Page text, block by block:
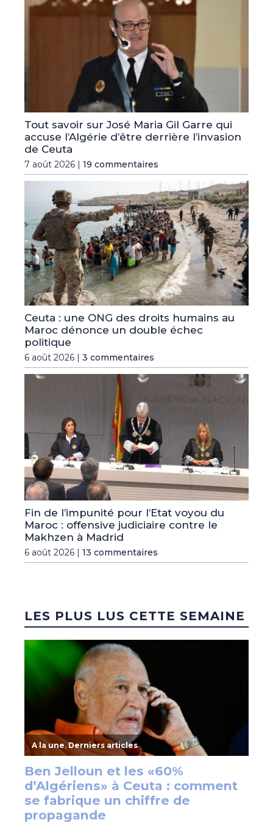
Tout savoir sur José Maria Gil Garre qui
accuse l’Algérie d’être derrière l’invasion
de Ceuta
7 août 2026 | 19 commentaires
Ceuta : une ONG des droits humains au
Maroc dénonce un double échec
politique
6 août 2026 | 3 commentaires
Fin de l’impunité pour l’Etat voyou du
Maroc : offensive judiciaire contre le
Makhzen à Madrid
6 août 2026 | 13 commentaires
LES PLUS LUS CETTE SEMAINE